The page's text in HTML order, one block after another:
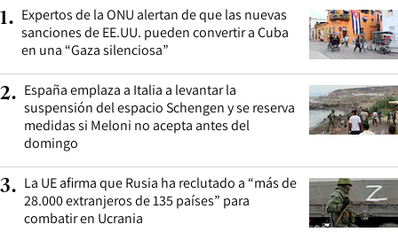
1. Expertos de la ONU alertan de que las nuevas
sanciones de EE.UU. pueden convertir a Cuba
en una “Gaza silenciosa”
2. España emplaza a Italia a levantar la
suspensión del espacio Schengen y se reserva
medidas si Meloni no acepta antes del
domingo
3. La UE afirma que Rusia ha reclutado a “más de
28.000 extranjeros de 135 países” para
combatir en Ucrania